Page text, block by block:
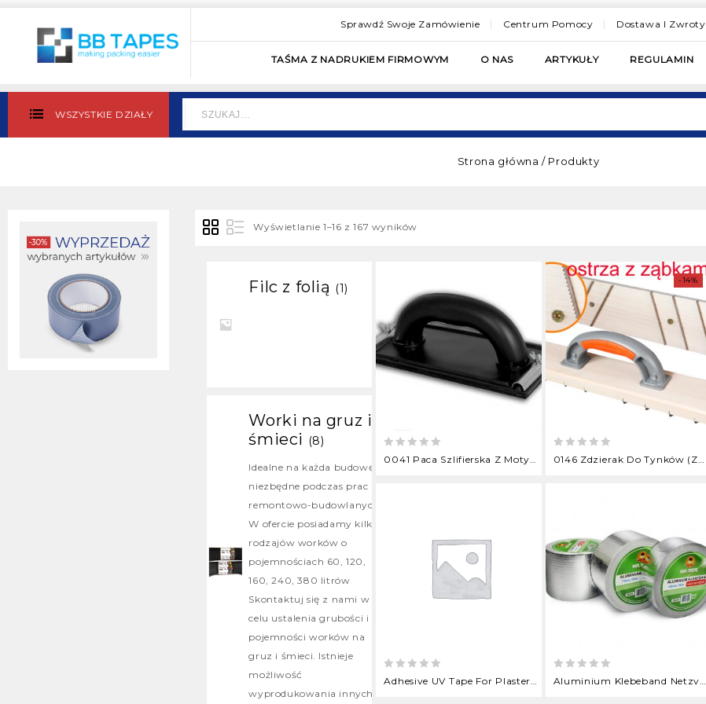
Sprawdź Swoje Zamówienie Centrum Pomocy Dostawa I Zwroty
TAŚMA Z NADRUKIEM FIRMOWYM O NAS ARTYKUŁY REGULAMIN
WSZYSTKIE DZIAŁY
Strona główna / Produkty
Wyświetlanie 1–16 z 167 wyników
Filc z folią (1)
Worki na gruz i
śmieci (8)
Idealne na każda budowę,
niezbędne podczas prac
remontowo-budowlanych.
W ofercie posiadamy kilka
rodzajów worków o
pojemnościach 60, 120,
160, 240, 380 litrów
Skontaktuj się z nami w
celu ustalenia grubości i
pojemności worków na
gruz i śmieci. Istnieje
możliwość
wyprodukowania innych
0
0041 Paca Szlifierska Z Motylkiem 215x100mm
-14%
0
0146 Zdzierak Do Tynków (z Ząbkami)
0
Adhesive UV Tape For Plastering
0
Aluminium Klebeband Netzverstärkt 48mm 72mm 96mm